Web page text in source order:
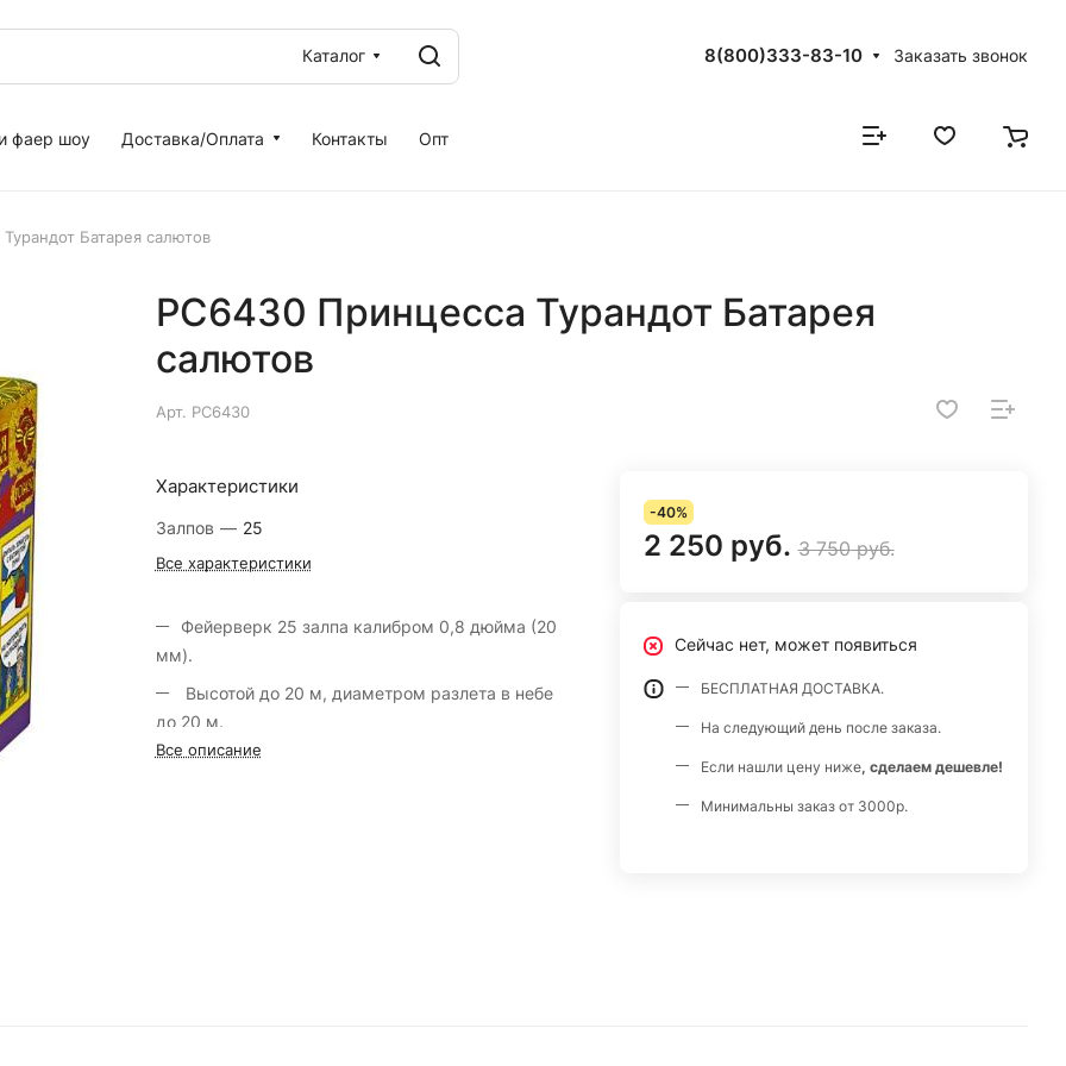
Каталог 8(800)333-83-10 Заказать звонок
фаер шоу Доставка/Оплата Контакты Опт
Батарея салютов
РС6430 Принцесса Турандот Батарея
салютов
Арт. РС6430
Характеристики
Залпов — 25
Все характеристики
Фейерверк 25 залпа калибром 0,8 дюйма (20
мм).
до 20 м.
Марка салюта «Русская пиротехника».
Все описание
-40%
2 250 руб. 3 750 руб.
Сейчас нет, может появиться
БЕСПЛАТНАЯ ДОСТАВКА.
На следующий день после заказа.
Если нашли цену ниже, сделаем дешевле!
Минимальны заказ от 3000р.